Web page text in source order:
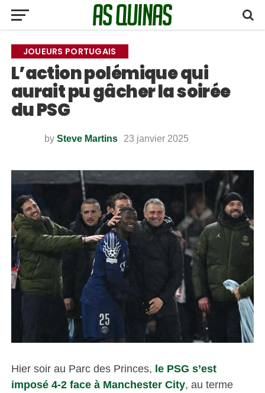
JOUEURS PORTUGAIS
L’action polémique qui
aurait pu gâcher la soirée
du PSG
by Steve Martins 23 janvier 2025
Hier soir au Parc des Princes, le PSG s’est
imposé 4-2 face à Manchester City, au terme